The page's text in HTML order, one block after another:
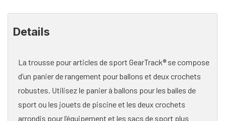
Details
La trousse pour articles de sport GearTrack® se compose
d’un panier de rangement pour ballons et deux crochets
robustes. Utilisez le panier à ballons pour les balles de
sport ou les jouets de piscine et les deux crochets
arrondis pour l’équipement et les sacs de sport plus